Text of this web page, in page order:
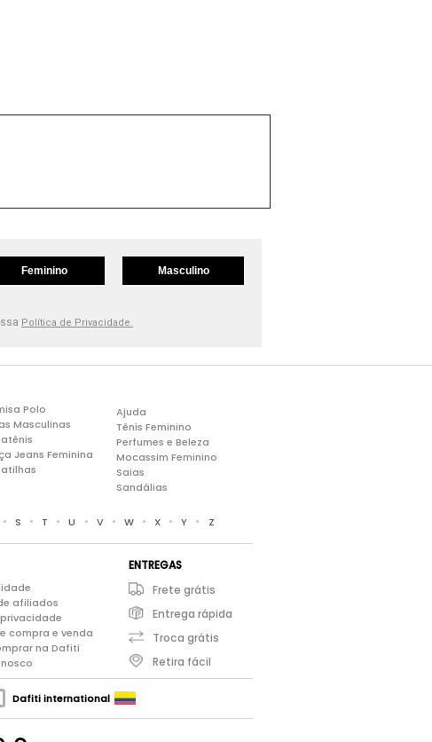
Feminino Masculino
Política de Privacidade.
Polo
Masculinas
Jeans Feminina
Ajuda
Tênis Feminino
Perfumes e Beleza
Mocassim Feminino
Saias
Sandálias
• S • T • U • V • W • X • Y • Z
afiliados
compra e venda
na Dafiti
ENTREGAS
Frete grátis
Entrega rápida
Troca grátis
Retira fácil
Dafiti international